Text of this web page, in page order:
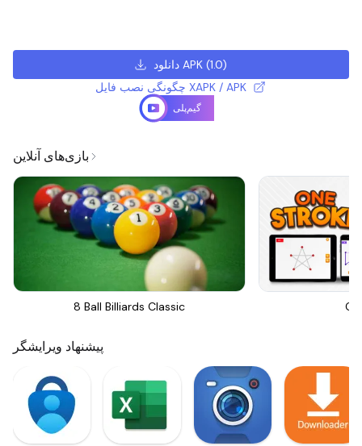
دانلود APK (1.0)
چگونگی نصب فایل XAPK / APK
گیم‌پلی
بازی‌های آنلاین
8 Ball Billiards Classic
پیشنهاد ویرایشگر